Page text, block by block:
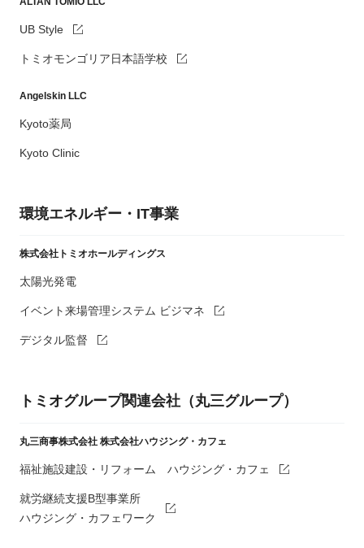
UB Style
トミオモンゴリア日本語学校
Angelskin LLC
Kyoto薬局
Kyoto Clinic
環境エネルギー・IT事業
株式会社トミオホールディングス
太陽光発電
イベント来場管理システム ビジマネ
デジタル監督
トミオグループ関連会社（丸三グループ）
丸三商事株式会社 株式会社ハウジング・カフェ
福祉施設建設・リフォーム ハウジング・カフェ
就労継続支援B型事業所
ハウジング・カフェワーク